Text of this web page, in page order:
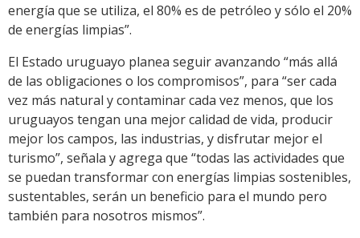
energía que se utiliza, el 80% es de petróleo y sólo el 20%
de energías limpias”.
El Estado uruguayo planea seguir avanzando “más allá
de las obligaciones o los compromisos”, para “ser cada
vez más natural y contaminar cada vez menos, que los
uruguayos tengan una mejor calidad de vida, producir
mejor los campos, las industrias, y disfrutar mejor el
turismo”, señala y agrega que “todas las actividades que
se puedan transformar con energías limpias sostenibles,
sustentables, serán un beneficio para el mundo pero
también para nosotros mismos”.